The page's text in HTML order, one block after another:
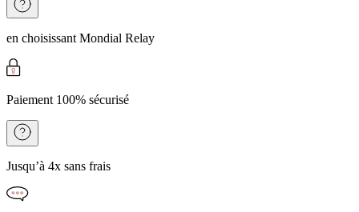
en choisissant Mondial Relay
Paiement 100% sécurisé
Jusqu’à 4x sans frais